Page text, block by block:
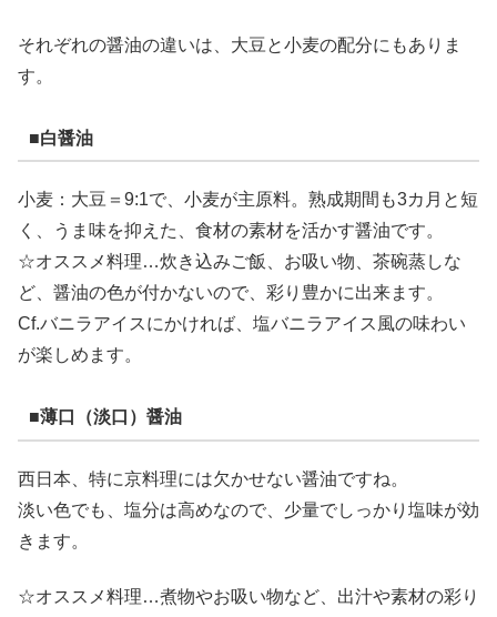
それぞれの醤油の違いは、大豆と小麦の配分にもありま
す。
■白醤油
小麦：大豆＝9:1で、小麦が主原料。熟成期間も3カ月と短
く、うま味を抑えた、食材の素材を活かす醤油です。
☆オススメ料理…炊き込みご飯、お吸い物、茶碗蒸しな
ど、醤油の色が付かないので、彩り豊かに出来ます。
Cf.バニラアイスにかければ、塩バニラアイス風の味わい
が楽しめます。
■薄口（淡口）醤油
西日本、特に京料理には欠かせない醤油ですね。
淡い色でも、塩分は高めなので、少量でしっかり塩味が効
きます。
☆オススメ料理…煮物やお吸い物など、出汁や素材の彩り